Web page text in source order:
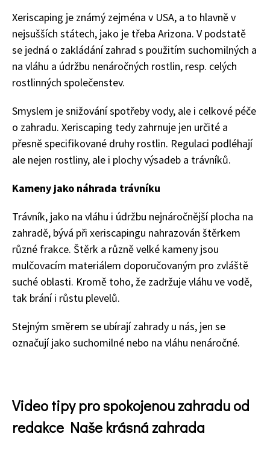
Xeriscaping je známý zejména v USA, a to hlavně v
nejsušších státech, jako je třeba Arizona. V podstatě
se jedná o zakládání zahrad s použitím suchomilných a
na vláhu a údržbu nenáročných rostlin, resp. celých
rostlinných společenstev.
Smyslem je snižování spotřeby vody, ale i celkové péče
o zahradu. Xeriscaping tedy zahrnuje jen určité a
přesně specifikované druhy rostlin. Regulaci podléhají
ale nejen rostliny, ale i plochy výsadeb a trávníků.
Kameny jako náhrada trávníku
Trávník, jako na vláhu i údržbu nejnáročnější plocha na
zahradě, bývá při xeriscapingu nahrazován štěrkem
různé frakce. Štěrk a různě velké kameny jsou
mulčovacím materiálem doporučovaným pro zvláště
suché oblasti. Kromě toho, že zadržuje vláhu ve vodě,
tak brání i růstu plevelů.
Stejným směrem se ubírají zahrady u nás, jen se
označují jako suchomilné nebo na vláhu nenáročné.
Video tipy pro spokojenou zahradu od
redakce Naše krásná zahrada